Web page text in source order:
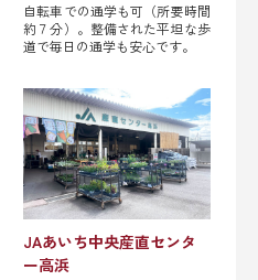
自転車での通学も可（所要時間
約７分）。整備された平坦な歩
道で毎日の通学も安心です。
JAあいち中央産直センタ
ー高浜